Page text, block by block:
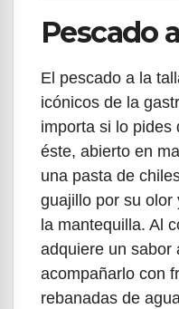
Pescado
El pescado a la
icónicos de la
importa si lo pides
éste, abierto en
una pasta de
guajillo por su olor
la mantequilla. Al
adquiere un sabor
acompañarlo con
rebanadas de